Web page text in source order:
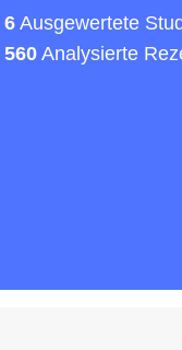
6 Ausgewertete
560 Analysierte